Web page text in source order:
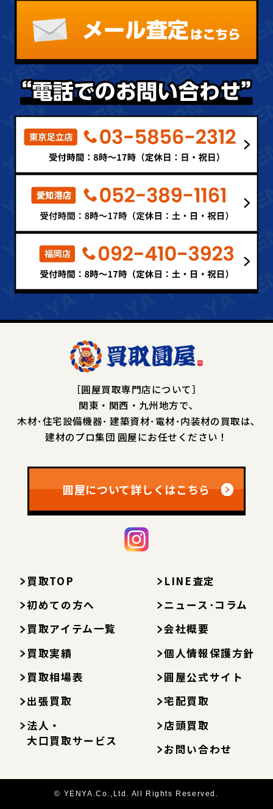
［圓屋買取専門店について］
関東・関西・九州地方で､
木材･住宅設備機器･ 建築資材･電材･内装材の買取は､
建材のプロ集団 圓屋にお任せください！
圓屋について詳しくはこちら
買取TOP
初めての方へ
買取アイテム一覧
買取実績
買取相場表
出張買取
法人・
大口買取サービス
LINE査定
ニュース･コラム
会社概要
個人情報保護方針
圓屋公式サイト
宅配買取
店頭買取
お問い合わせ
© YENYA.Co.,Ltd. All Rights Reserved.